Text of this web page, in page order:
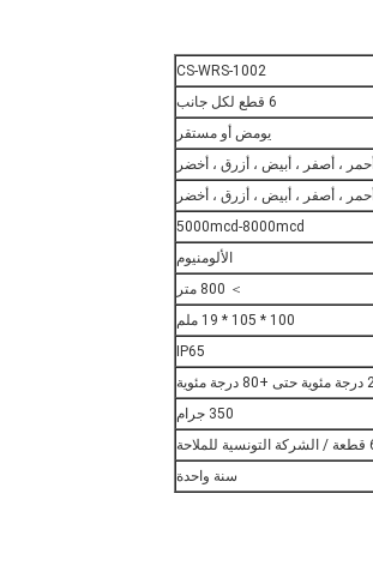
CS-WRS-1002
6 قطع لكل جانب
يومض أو مستقر
أحمر ، أصفر ، أبيض ، أزرق ، أخضر
أحمر ، أصفر ، أبيض ، أزرق ، أخضر
5000mcd-8000mcd
الألومنيوم
＞ 800 متر
100 * 105 * 19 ملم
IP65
350 جرام
سنة واحدة